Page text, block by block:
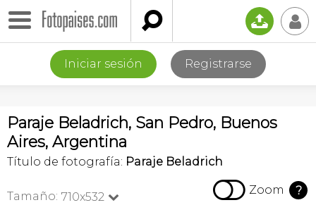
 📤 👤
Iniciar sesión Registrarse
Paraje Beladrich, San Pedro, Buenos
Aires, Argentina
Título de fotografía: Paraje Beladrich
Tamaño: 710x532   Zoom ?